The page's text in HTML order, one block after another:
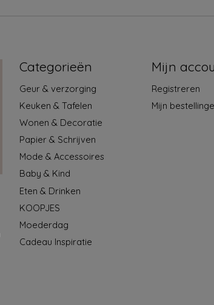
Categorieën
Geur & verzorging
Keuken & Tafelen
Wonen & Decoratie
Papier & Schrijven
Mode & Accessoires
Baby & Kind
Eten & Drinken
KOOPJES
Moederdag
Cadeau Inspiratie
Mijn
Registreren
Mijn